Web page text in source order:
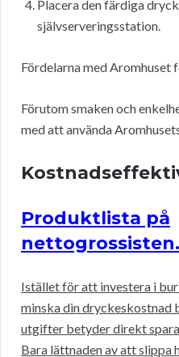
Placera den färdiga
självserveringsstation.
Fördelarna med Aromhuset
Förutom smaken och
med att använda
Produktlista på
Istället för att investera i
minska din dryckeskostnad
utgifter betyder direkt
Bara lättnaden av att slippa